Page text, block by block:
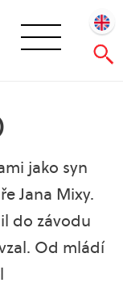
jako syn
Jana Mixy.
do závodu
Od mládí